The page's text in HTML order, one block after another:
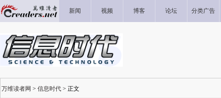
新闻 视频 博客 论坛 分类广告
万维读者网 > 信息时代 > 正文